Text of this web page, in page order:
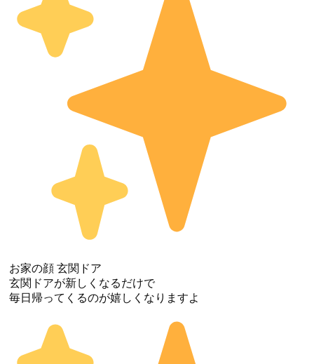
お家の顔 玄関ドア
玄関ドアが新しくなるだけで
毎日帰ってくるのが嬉しくなりますよ